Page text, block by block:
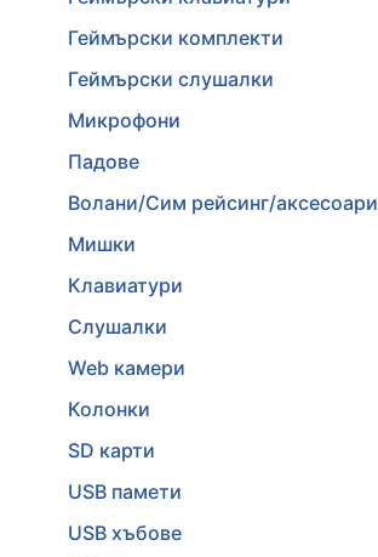
Геймърски комплекти
Геймърски слушалки
Микрофони
Падове
Волани/Сим рейсинг/аксесоари
Мишки
Клавиатури
Слушалки
Web камери
Колонки
SD карти
USB памети
USB хъбове